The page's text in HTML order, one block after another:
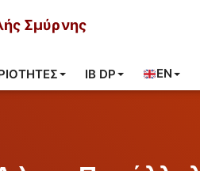
Σμύρνης
IB DP EN